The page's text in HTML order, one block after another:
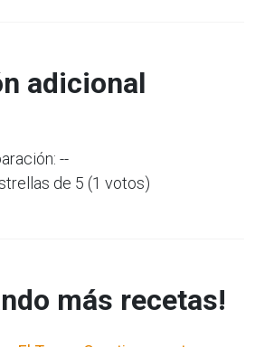
adicional
--
de 5 (1 votos)
más recetas!